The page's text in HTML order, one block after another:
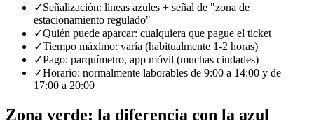
✓Señalización: líneas azules + señal de "zona de
estacionamiento regulado"
✓Quién puede aparcar: cualquiera que pague el ticket
✓Tiempo máximo: varía (habitualmente 1-2 horas)
✓Pago: parquímetro, app móvil (muchas ciudades)
✓Horario: normalmente laborables de 9:00 a 14:00 y de
17:00 a 20:00
Zona verde: la diferencia con la azul